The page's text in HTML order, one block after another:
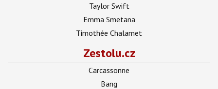
Taylor Swift
Emma Smetana
Timothée Chalamet
Zestolu.cz
Carcassonne
Bang